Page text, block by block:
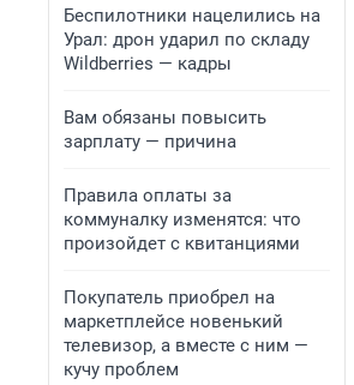
Беспилотники нацелились на
Урал: дрон ударил по складу
Wildberries — кадры
Вам обязаны повысить
зарплату — причина
Правила оплаты за
коммуналку изменятся: что
произойдет с квитанциями
Покупатель приобрел на
маркетплейсе новенький
телевизор, а вместе с ним —
кучу проблем